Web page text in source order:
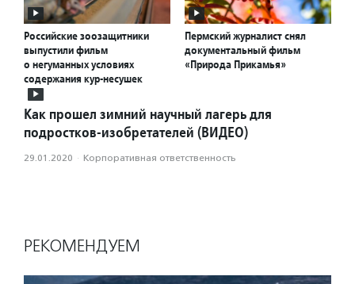
Российские зоозащитники
выпустили фильм
о негуманных условиях
содержания кур-несушек
Пермский журналист снял
документальный фильм
«Природа Прикамья»
Как прошел зимний научный лагерь для
подростков-изобретателей (ВИДЕО)
29.01.2020 · Корпоративная ответственность
РЕКОМЕНДУЕМ